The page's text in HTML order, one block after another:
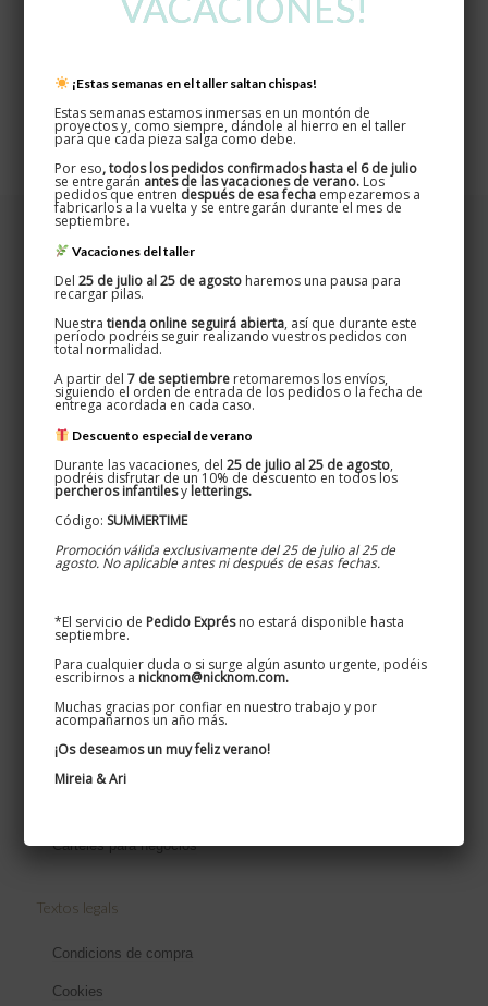
Dimensiones
Oxydum · Nicknom
Disseminat, 5 · Teià 08329
627 524 080 / 661 269 583
Información de interés
Colores disponibles
Acabados de hierro
Carteles para negocios
Textos legals
Condicions de compra
Cookies
¡Estas semanas en el taller saltan chispas!
Estas semanas estamos inmersas en un montón de
proyectos y, como siempre, dándole al hierro en el taller
para que cada pieza salga como debe.
Por eso, todos los pedidos confirmados hasta el 6 de julio
se entregarán antes de las vacaciones de verano. Los
pedidos que entren después de esa fecha empezaremos a
fabricarlos a la vuelta y se entregarán durante el mes de
septiembre.
Vacaciones del taller
Del 25 de julio al 25 de agosto haremos una pausa para
recargar pilas.
Nuestra tienda online seguirá abierta, así que durante este
período podréis seguir realizando vuestros pedidos con
total normalidad.
A partir del 7 de septiembre retomaremos los envíos,
siguiendo el orden de entrada de los pedidos o la fecha de
entrega acordada en cada caso.
Descuento especial de verano
Durante las vacaciones, del25 de julio al 25 de agosto,
podréis disfrutar de un 10% de descuento en todos los
percheros infantilesy letterings.
Código: SUMMERTIME
Promoción válida exclusivamente del 25 de julio al 25 de
agosto. No aplicable antes ni después de esas fechas.
*El servicio de Pedido Exprésno estará disponible hasta
septiembre.
Para cualquier duda o si surge algún asunto urgente, podéis
escribirnos a nicknom@nicknom.com.
Muchas gracias por confiar en nuestro trabajo y por
acompañarnos un año más.
¡Os deseamos un muy feliz verano!
Mireia & Ari